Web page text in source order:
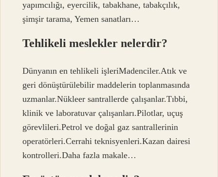
yapımcılığı, eyercilik, tabakhane, tabakçılık,
şimşir tarama, Yemen sanatları…
Tehlikeli meslekler nelerdir?
Dünyanın en tehlikeli işleriMadenciler.Atık ve
geri dönüştürülebilir maddelerin toplanmasında
uzmanlar.Nükleer santrallerde çalışanlar.Tıbbi,
klinik ve laboratuvar çalışanları.Pilotlar, uçuş
görevlileri.Petrol ve doğal gaz santrallerinin
operatörleri.Cerrahi teknisyenleri.Kazan dairesi
kontrolleri.Daha fazla makale…